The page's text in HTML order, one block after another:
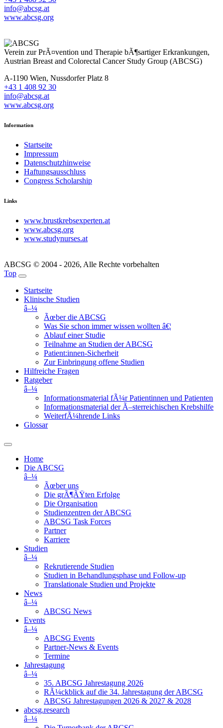
info@abcsg.at
www.abcsg.org
Verein zur PrÃ¤vention und Therapie bÃ¶sartiger Erkrankungen,
Austrian Breast and Colorectal Cancer Study Group (ABCSG)
A-1190 Wien, Nussdorfer Platz 8
+43 1 408 92 30
info@abcsg.at
www.abcsg.org
Information
Startseite
Impressum
Datenschutzhinweise
Haftungsausschluss
Congress Scholarship
Links
www.brustkrebsexperten.at
www.abcsg.org
www.studynurses.at
ABCSG © 2004 - 2026, Alle Rechte vorbehalten
Top
Startseite
Klinische Studien
â–¼
Ãœber die ABCSG
Was Sie schon immer wissen wollten â€¦
Ablauf einer Studie
Teilnahme an Studien der ABCSG
Patient:innen-Sicherheit
Zur Einbringung offene Studien
Hilfreiche Fragen
Ratgeber
â–¼
Informationsmaterial fÃ¼r Patientinnen und Patienten
Informationsmaterial der Ã–sterreichischen Krebshilfe
WeiterfÃ¼hrende Links
Glossar
Home
Die ABCSG
â–¼
Ãœber uns
Die grÃ¶ÃŸten Erfolge
Die Organisation
Studienzentren der ABCSG
ABCSG Task Forces
Partner
Karriere
Studien
â–¼
Rekrutierende Studien
Studien in Behandlungsphase und Follow-up
Translationale Studien und Projekte
News
â–¼
ABCSG News
Events
â–¼
ABCSG Events
Partner-News & Events
Termine
Jahrestagung
â–¼
35. ABCSG Jahrestagung 2026
RÃ¼ckblick auf die 34. Jahrestagung der ABCSG
ABCSG Jahrestagungen 2026 & 2027 & 2028
abcsg.research
â–¼